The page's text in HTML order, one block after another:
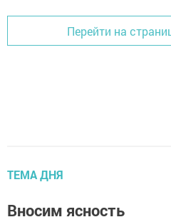
Перейти на
ТЕМА ДНЯ
Вносим ясность